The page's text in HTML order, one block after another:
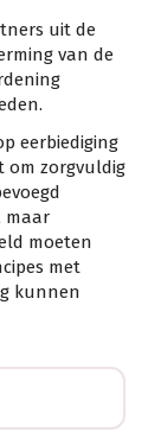
uit de
van de
eerbiediging
om zorgvuldig
maar
moeten
met
kunnen